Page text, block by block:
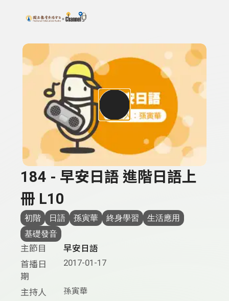
上方功能區塊
搜尋關鍵字：可輸入節目名稱、主持人或關鍵字
184 - 早安日語 進階日語上
冊 L10
初階 日語 孫寅華 終身學習
生活應用
基礎發音
主節目
早安日語
首播日
期
2017-01-17
主持人 孫寅華